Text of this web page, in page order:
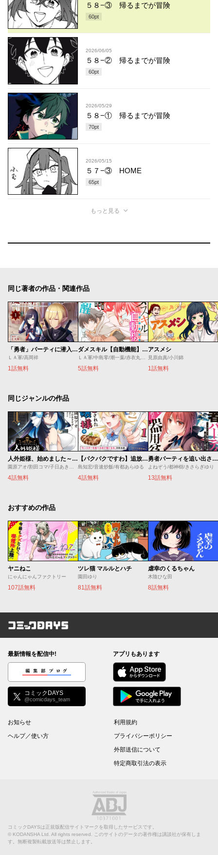
５８−③ 帰るまでが冒険
60pt
2026/06/05
５８−② 帰るまでが冒険
60pt
2026/05/29
５８−① 帰るまでが冒険
70pt
2026/05/15
５７−③ HOME
65pt
もっと見る
同じ著者の作品・関連作品
「勇者」パーティに潜入した魔王軍の暗殺者～危険度ＳＳＳクラスのミッション、バレない様に頑張ってたら女勇者に気に入られた～
ＬＡ軍/高岡祥
1話無料
ダメスキル【自動機能】が覚醒しました
5話無料
アスメシ
見原由真/小川錦
1話無料
同じジャンルの作品
人外姫様、始めました～Ｆｒｅｅ Ｌｉｆｅ Ｆａｎｔａｓｙ Ｏｎｌｉｎｅ～
園原アオ/割田コマ/子日あきすず/Ｓｈｅｒｒｙ
4話無料
【パクパクですわ】追放されたお嬢様の『モンスターを食べるほど強くなる』スキルは、１食で１レベルアップする前代未聞の最強スキルでした。３日で人類最強になりましたわ～！
島知宏/音速炒飯/有都あらゆる
4話無料
勇者パーティを追い出された器用貧乏 ～パーティ事情で付与術士をやっていた剣士、万能へと至る～
よねぞう/都神樹/きさらぎゆり
13話無料
おすすめの作品
ヤニねこ
にゃんにゃんファクトリー
107話無料
ツレ猫 マルルとハチ
園田ゆり
81話無料
虐幸のくるちゃん
木陰ひな田
8話無料
コミックDAYS
最新情報を配信中!
編集部ブログ
コミックDAYS
@comicdays_team
アプリもあります
お知らせ
ヘルプ／使い方
利用規約
プライバシーポリシー
外部送信について
特定商取引法の表示
コミックDAYSは正規版配信サイトマークを取得したサービスです。
© KODANSHA Ltd. All rights reserved. このサイトのデータの著作権は講談社が保有しま
す。無断複製転載放送等は禁止します。